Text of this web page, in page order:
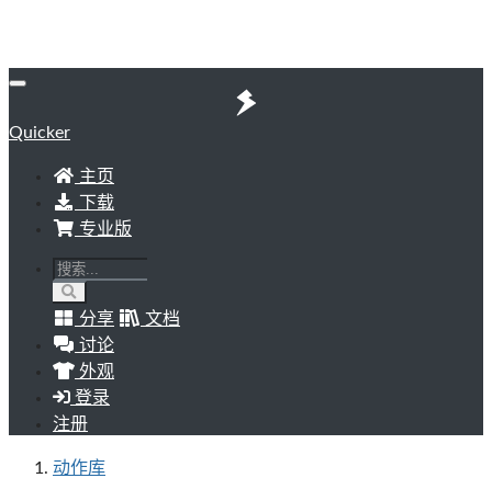
Quicker
主页
下载
专业版
分享
文档
讨论
外观
登录
注册
动作库